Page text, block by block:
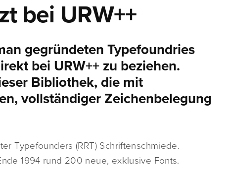
bei URW++
gegründeten Typefoundries
bei URW++ zu beziehen.
Bibliothek, die mit
vollständiger Zeichenbelegung
Typefounders (RRT) Schriftenschmiede.
1994 rund 200 neue, exklusive Fonts.